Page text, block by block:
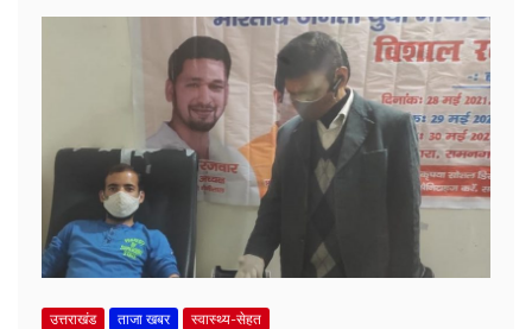
उत्तराखंड ताजा खबर स्वास्थ्य-सेहत